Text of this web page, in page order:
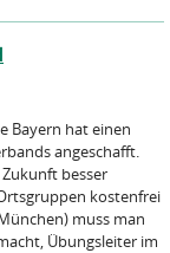
Bayern hat einen
angeschafft.
besser
kostenfrei
muss man
Übungsleiter im